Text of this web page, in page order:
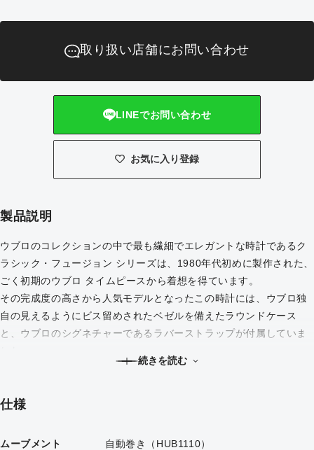
価
取り扱い店舗にお問い合わせ
LINEでお問い合わせ
お気に入り登録
製品説明
ウブロのコレクションの中で最も繊細でエレガントな時計であるク
ラシック・フュージョン シリーズは、1980年代初めに製作された、
ごく初期のウブロ タイムピースから着想を得ています。
その完成度の高さから人気モデルとなったこの時計には、ウブロ独
自の見えるようにビス留めされたベゼルを備えたラウンドケース
と、ウブロのシグネチャーであるラバーストラップが付属していま
現代的な洗練を加えたこのクラシック・フュージョン シリーズは、
組み合わせており、アバンギャルドでありながら生来のクラシカル
続きを読む
仕様
ムーブメント 自動巻き（HUB1110）